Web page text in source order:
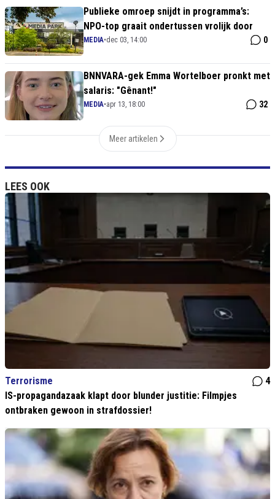
Publieke omroep snijdt in programma’s:
NPO-top graait ondertussen vrolijk door
MEDIA•dec 03, 14:00 0
BNNVARA-gek Emma Wortelboer pronkt met
salaris: "Gênant!"
MEDIA•apr 13, 18:00 32
Meer artikelen
LEES OOK
Terrorisme
4
IS-propagandazaak klapt door blunder justitie: Filmpjes
ontbraken gewoon in strafdossier!